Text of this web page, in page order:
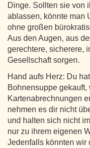
Dinge. Sollten sie von
ablassen, könnte man
ohne großen
Aus den Augen, aus
gerechtere, sicherere,
Gesellschaft sorgen.
Hand aufs Herz: Du
Bohnensuppe
Kartenabrechnungen
nehmen es dir nicht
und halten sich nicht
nur zu ihrem eigenen
Jedenfalls könnten wir